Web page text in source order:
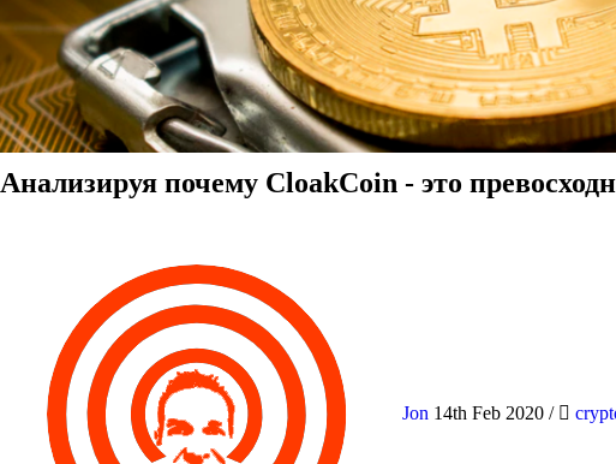
Анализируя почему CloakCoin - это
Jon 14th Feb 2020 /